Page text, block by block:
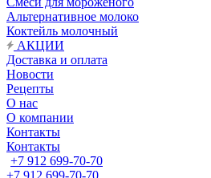
Альтернативное молоко
Коктейль молочный
АКЦИИ
Доставка и оплата
Новости
Рецепты
О нас
О компании
Контакты
Контакты
+7 912 699-70-70
+7 912 699-70-70